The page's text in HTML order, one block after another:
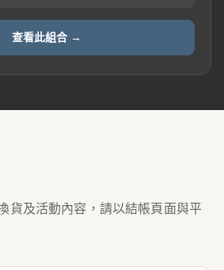
查看此組合 →
貨及活動內容，請以結帳頁面與平